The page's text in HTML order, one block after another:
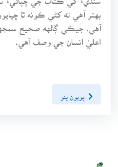
بهتر آهي ته کڻي ڪونه ٿا
آهي. جيڪي ڳالهه صحيح
اعليٰ انسان جي وصف آهي.
پويون پَنو